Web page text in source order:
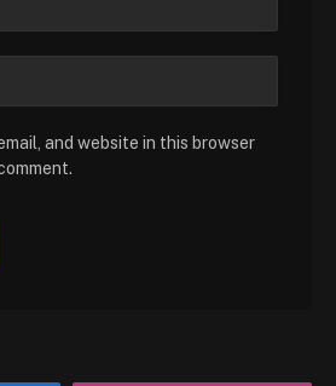
and website in this browser